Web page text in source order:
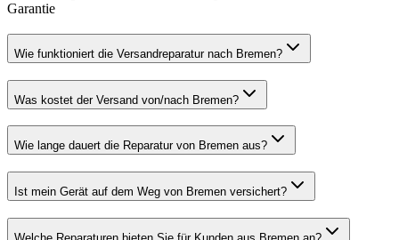
Garantie
Wie funktioniert die Versandreparatur nach Bremen?
Was kostet der Versand von/nach Bremen?
Wie lange dauert die Reparatur von Bremen aus?
Ist mein Gerät auf dem Weg von Bremen versichert?